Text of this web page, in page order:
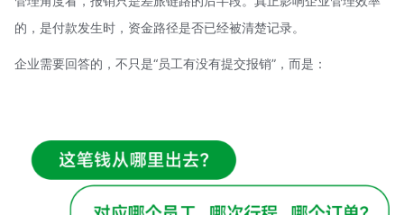
的，是付款发生时，资金路径是否已经被清楚记录。
企业需要回答的，不只是“员工有没有提交报销”，而是：